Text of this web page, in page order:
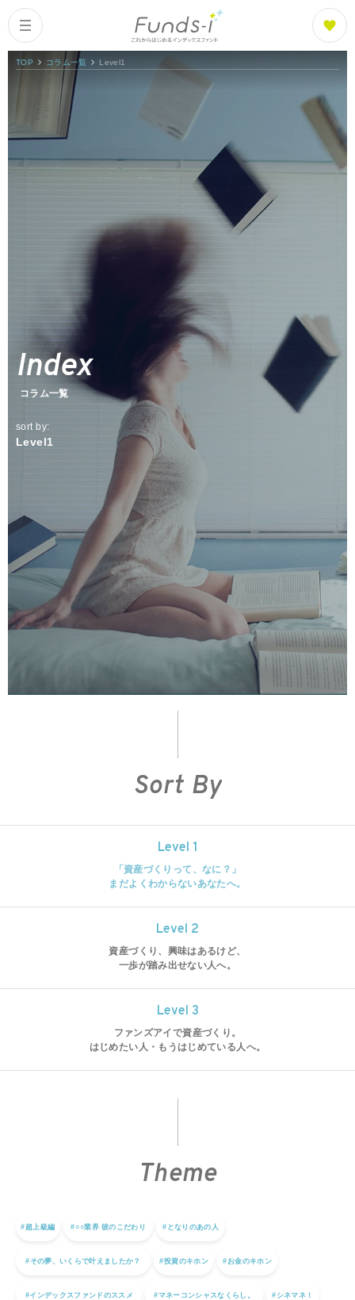
Columns
コラム一覧
ファンド紹介
Fund Ranking
Today's Fund
ファンズアイ情報
つみたてシミュレーション
Assist
投信アシスト
Glossary
Q&A
よくあるご質問
Other
Index
コラム一覧
sort by:
Level1
TOP コラム一覧 Level1
Sort By
Level 1
「資産づくりって、なに？」
まだよくわからないあなたへ。
Level 2
資産づくり、興味はあるけど、
一歩が踏み出せない人へ。
Level 3
ファンズアイで資産づくり。
はじめたい人・もうはじめている人へ。
Theme
#超上級編 #○○業界 彼のこだわり #となりのあの人
#その夢、いくらで叶えましたか？ #投資のキホン #お金のキホン
#インデックスファンドのススメ #マネーコンシャスなくらし。 #シネマネ！